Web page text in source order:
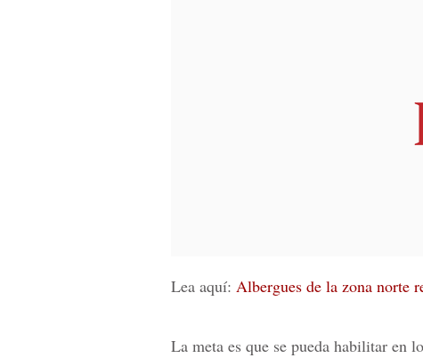
Lea aquí: Albergues de la zona norte
La meta es que se pueda habilitar en